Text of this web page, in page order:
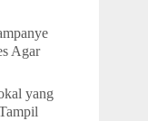
Agar
yang